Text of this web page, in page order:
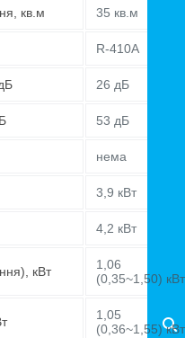
кв.м 35 кв.м
R-410A
26 дБ
53 дБ
нема
3,9 кВт
4,2 кВт
кВт
1,06
(0,35~1,50) кВт
1,05
(0,36~1,55) кВт